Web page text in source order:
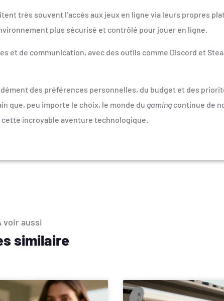
très souvent l’accès aux jeux en ligne via leurs propres
plus sécurisé et contrôlé pour jouer en ligne.
et de communication, avec des outils comme Discord et
des préférences personnelles, du budget et des
que, peu importe le choix, le monde du gaming continue de
cette incroyable aventure technologique.
voir aussi
similaire